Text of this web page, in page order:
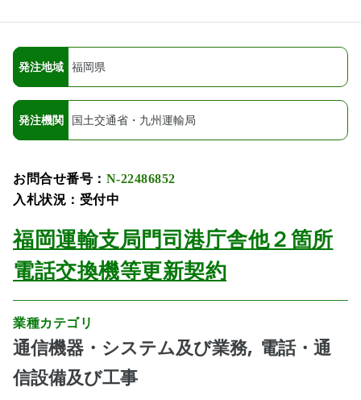
発注地域 福岡県
発注機関 国土交通省・九州運輸局
お問合せ番号： N-22486852
入札状況：受付中
福岡運輸支局門司港庁舎他２箇所
電話交換機等更新契約
業種カテゴリ
通信機器・システム及び業務 電話・通
信設備及び工事